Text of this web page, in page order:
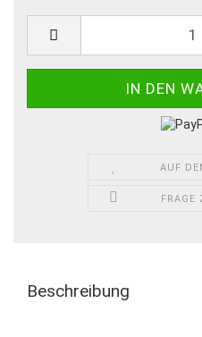
AUF
FRAGE
Beschreibung